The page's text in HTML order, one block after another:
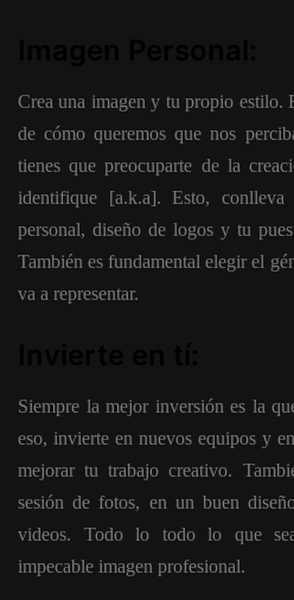
Crea una imagen y tu propio estilo.
de cómo queremos que nos
tienes que preocuparte de la
identifique [a.k.a]. Esto,
personal, diseño de logos y tu
También es fundamental elegir el
va a representar.
Siempre la mejor inversión es la
eso, invierte en nuevos equipos y
mejorar tu trabajo creativo.
sesión de fotos, en un buen
videos. Todo lo todo lo que
impecable imagen profesional.